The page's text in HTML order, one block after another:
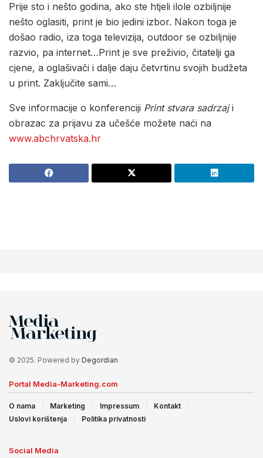
Prije sto i nešto godina, ako ste htjeli ilole ozbiljnije
nešto oglasiti, print je bio jedini izbor. Nakon toga je
došao radio, iza toga televizija, outdoor se ozbiljnije
razvio, pa internet…Print je sve preživio, čitatelji ga
cjene, a oglašivači i dalje daju četvrtinu svojih budžeta
u print. Zaključite sami…
Sve informacije o konferenciji Print stvara sadrzaji
obrazac za prijavu za učešće možete naći na
www.abchrvatska.hr
© 2025. Powered by Degordian
Portal Media-Marketing.com
O nama Marketing Impressum
Kontakt
Uslovi korištenja
Politika privatnosti
Social Media